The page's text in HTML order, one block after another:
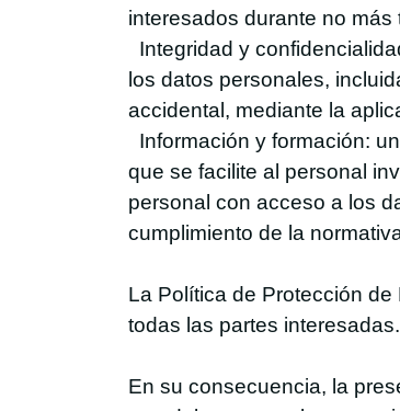
interesados durante no
Integridad y
los datos personales,
accidental, mediante la
Información y formación:
que se facilite al personal
personal con acceso a los
cumplimiento de la
La Política de Protección
todas las partes interesadas.
En su consecuencia, la